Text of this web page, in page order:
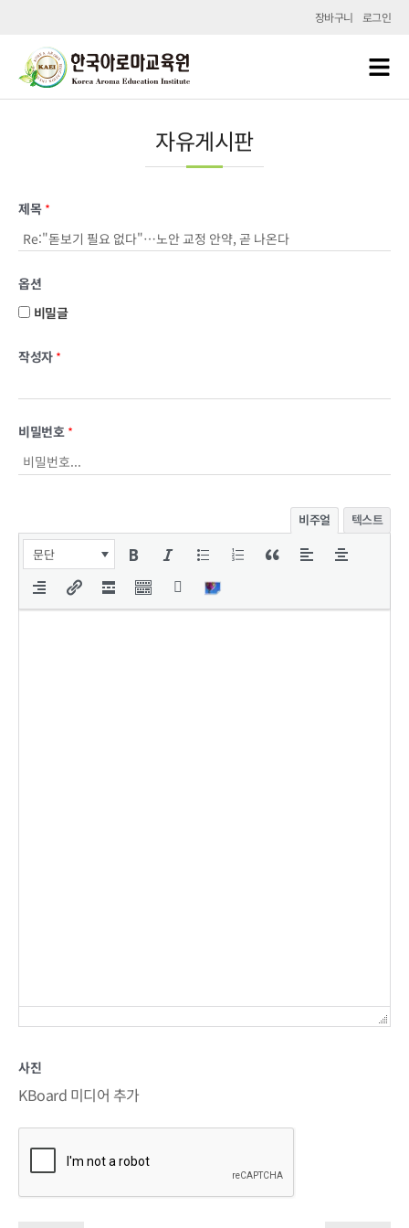
장바구니 로그인
자유게시판
제목 *
옵션
비밀글
작성자 *
비밀번호 *
비주얼
텍스트
문단
사진
KBoard 미디어 추가